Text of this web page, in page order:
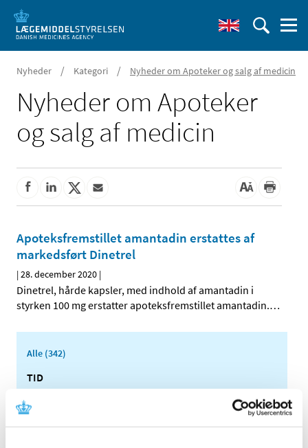
Nyheder / Kategori / Nyheder om Apoteker og salg af medicin
Nyheder om Apoteker
og salg af medicin
Apoteksfremstillet amantadin erstattes af
markedsført Dinetrel
|28. december 2020 |
Dinetrel, hårde kapsler, med indhold af amantadin i
styrken 100 mg erstatter apoteksfremstillet amantadin.…
Alle (342)
TID
2025 (13)